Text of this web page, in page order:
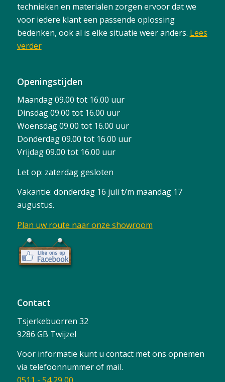
technieken en materialen zorgen ervoor dat we
voor iedere klant een passende oplossing
bedenken, ook al is elke situatie weer anders. Lees
verder
Openingstijden
Maandag 09.00 tot 16.00 uur
Dinsdag 09.00 tot 16.00 uur
Woensdag 09.00 tot 16.00 uur
Donderdag 09.00 tot 16.00 uur
Vrijdag 09.00 tot 16.00 uur
Let op: zaterdag gesloten
Vakantie: donderdag 16 juli t/m maandag 17
augustus.
Plan uw route naar onze showroom
Contact
Tsjerkebuorren 32
9286 GB Twijzel
Voor informatie kunt u contact met ons opnemen
via telefoonnummer of mail.